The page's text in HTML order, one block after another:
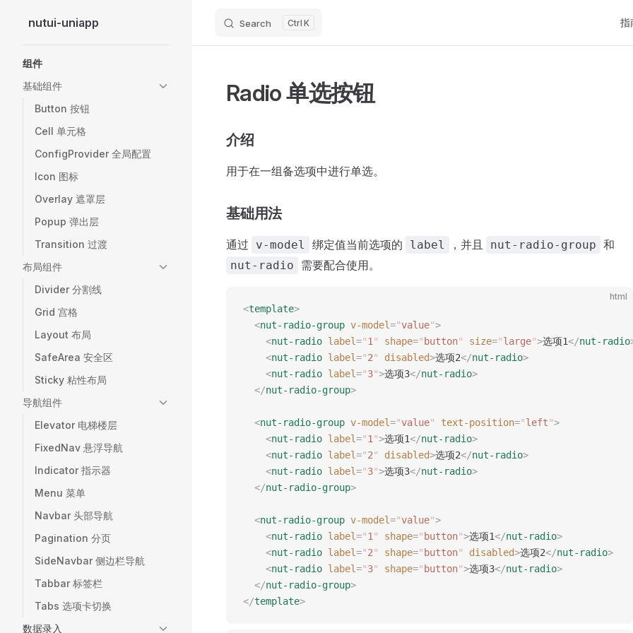
Skip to content
nutui-uniapp Search K 指
组件
基础组件
Button 按钮
Cell 单元格
ConfigProvider 全局配置
Icon 图标
Overlay 遮罩层
Popup 弹出层
Transition 过渡
布局组件
Divider 分割线
Grid 宫格
Layout 布局
SafeArea 安全区
Sticky 粘性布局
导航组件
Elevator 电梯楼层
FixedNav 悬浮导航
Indicator 指示器
Menu 菜单
Navbar 头部导航
Pagination 分页
SideNavbar 侧边栏导航
Tabbar 标签栏
Tabs 选项卡切换
数据录入
Radio 单选按钮
介绍
用于在一组备选项中进行单选。
基础用法
通过 v-model 绑定值当前选项的 label ，并且 nut-radio-group 和
nut-radio 需要配合使用。
html
<template>
  <
nut-radio-group v-model="value">
    <
nut-radio label="1 " shape=" button" size="large">选项1</nut-radio
    <
nut-radio label="2" disabled>选项2</nut-radio>
    <
nut-radio label="3">选项3</nut-radio>
  </
nut-radio-group>
  <
nut-radio-group v-model="value" text-position="left">
    <
nut-radio label="1 ">选项1</nut-radio>
    <
nut-radio label="2" disabled>选项2</nut-radio>
    <
nut-radio label="3">选项3</nut-radio>
  </
nut-radio-group>
  <
nut-radio-group v-model="value">
    <
nut-radio label="1 " shape=" button">选项1</nut-radio>
    <
nut-radio label="2" shape=" button" disabled>选项2</nut-radio>
    <
nut-radio label="3" shape=" button">选项3</nut-radio>
  </
nut-radio-group>
</template>